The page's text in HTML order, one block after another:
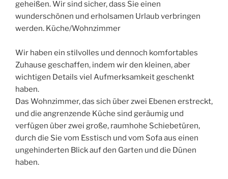
geheißen. Wir sind sicher, dass Sie einen
wunderschönen und erholsamen Urlaub verbringen
werden. Küche/Wohnzimmer
Wir haben ein stilvolles und dennoch komfortables
Zuhause geschaffen, indem wir den kleinen, aber
wichtigen Details viel Aufmerksamkeit geschenkt
haben.
Das Wohnzimmer, das sich über zwei Ebenen erstreckt,
und die angrenzende Küche sind geräumig und
verfügen über zwei große, raumhohe Schiebetüren,
durch die Sie vom Esstisch und vom Sofa aus einen
ungehinderten Blick auf den Garten und die Dünen
haben.